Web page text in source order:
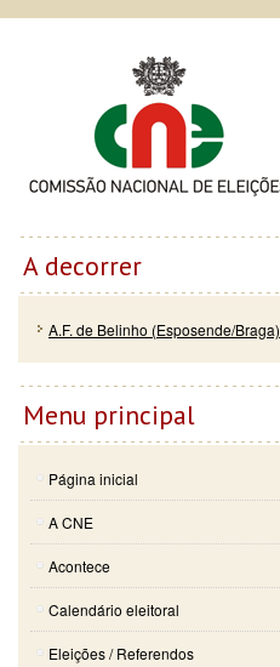
A decorrer
A.F. de Belinho (Esposende/Braga)
Menu principal
Página inicial
A CNE
Acontece
Calendário eleitoral
Eleições / Referendos